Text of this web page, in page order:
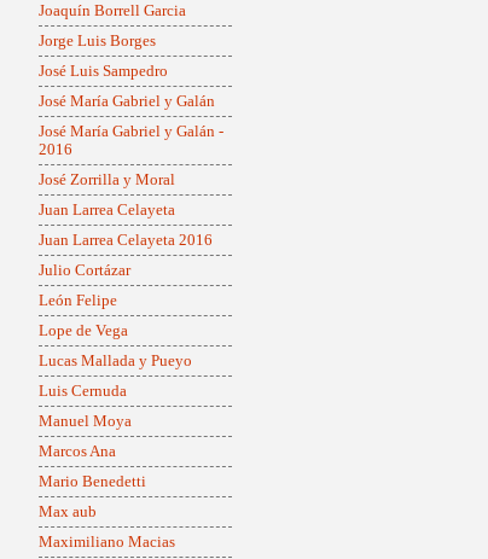
Joaquín Borrell Garcia
Jorge Luis Borges
José Luis Sampedro
José María Gabriel y Galán
José María Gabriel y Galán -
2016
José Zorrilla y Moral
Juan Larrea Celayeta
Juan Larrea Celayeta 2016
Julio Cortázar
León Felipe
Lope de Vega
Lucas Mallada y Pueyo
Luis Cernuda
Manuel Moya
Marcos Ana
Mario Benedetti
Max aub
Maximiliano Macias